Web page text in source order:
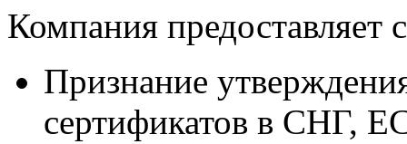
Компания предоставляет
Признание
сертификатов в СНГ,